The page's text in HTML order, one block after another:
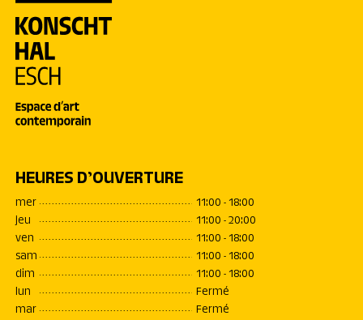
HEURES D’OUVERTURE
mer
11:00 - 18:00
jeu
11:00 - 20:00
ven
11:00 - 18:00
sam
11:00 - 18:00
dim
11:00 - 18:00
lun
Fermé
mar
Fermé